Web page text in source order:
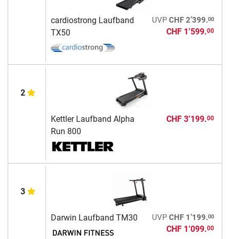
cardiostrong Laufband
TX50
UVP CHF 2’399.00
CHF 1’599.00
2
Kettler Laufband Alpha
Run 800
CHF 3’199.00
3
Darwin Laufband TM30 UVP CHF 1’199.00
CHF 1’099.00